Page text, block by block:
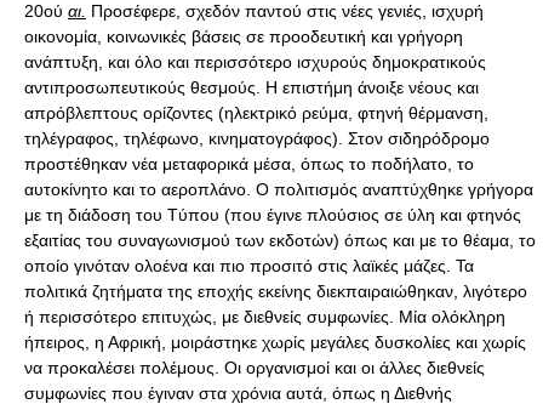
20ού αι. Προσέφερε, σχεδόν παντού στις νέες γενιές, ισχυρή
οικονομία, κοινωνικές βάσεις σε προοδευτική και γρήγορη
ανάπτυξη, και όλο και περισσότερο ισχυρούς δημοκρατικούς
αντιπροσωπευτικούς θεσμούς. Η επιστήμη άνοιξε νέους και
απρόβλεπτους ορίζοντες (ηλεκτρικό ρεύμα, φτηνή θέρμανση,
τηλέγραφος, τηλέφωνο, κινηματογράφος). Στον σιδηρόδρομο
προστέθηκαν νέα μεταφορικά μέσα, όπως το ποδήλατο, το
αυτοκίνητο και το αεροπλάνο. Ο πολιτισμός αναπτύχθηκε γρήγορα
με τη διάδοση του Tύπου (που έγινε πλούσιος σε ύλη και φτηνός
εξαιτίας του συναγωνισμού των εκδοτών) όπως και με το θέαμα, το
οποίο γινόταν ολοένα και πιο προσιτό στις λαϊκές μάζες. Τα
πολιτικά ζητήματα της εποχής εκείνης διεκπαιραιώθηκαν, λιγότερο
ή περισσότερο επιτυχώς, με διεθνείς συμφωνίες. Μία ολόκληρη
ήπειρος, η Αφρική, μοιράστηκε χωρίς μεγάλες δυσκολίες και χωρίς
να προκαλέσει πολέμους. Οι οργανισμοί και οι άλλες διεθνείς
συμφωνίες που έγιναν στα χρόνια αυτά, όπως η Διεθνής